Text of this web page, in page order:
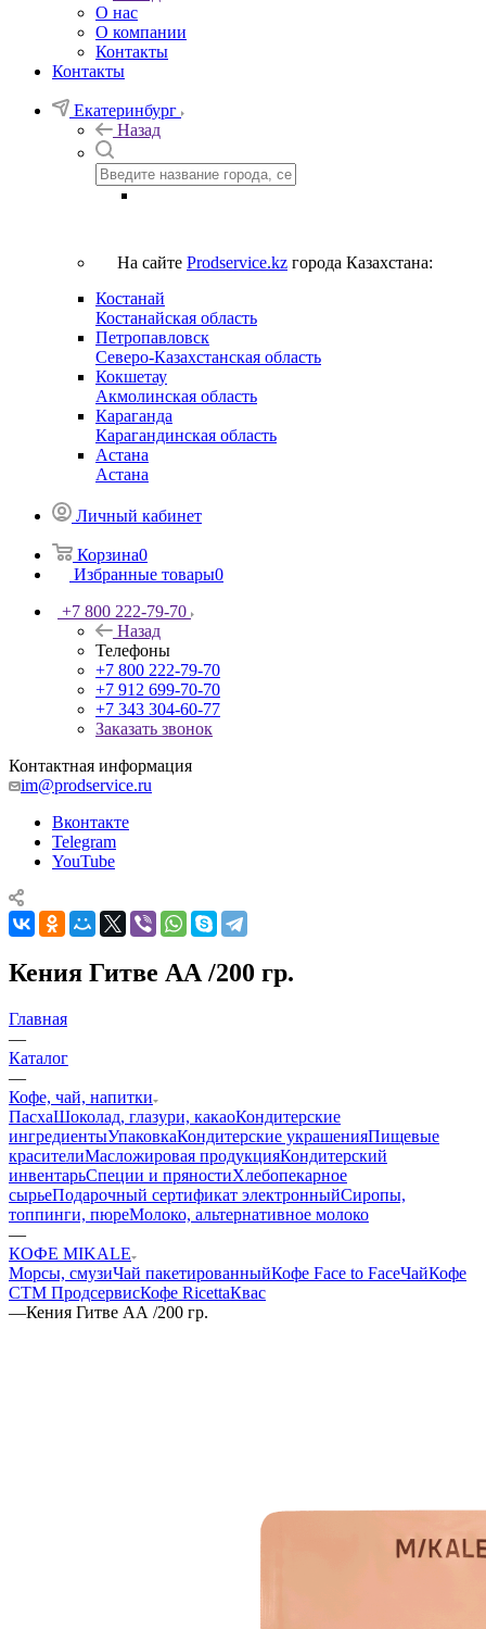
О нас
О компании
Контакты
Контакты
Екатеринбург
Назад
На сайте Prodservice.kz города Казахстана:
Костанай
Костанайская область
Петропавловск
Северо-Казахстанская область
Кокшетау
Акмолинская область
Караганда
Карагандинская область
Астана
Астана
Личный кабинет
Корзина0
Избранные товары0
+7 800 222-79-70
Назад
Телефоны
+7 800 222-79-70
+7 912 699-70-70
+7 343 304-60-77
Заказать звонок
Контактная информация
im@prodservice.ru
Вконтакте
Telegram
YouTube
Кения Гитве АА /200 гр.
Главная
—
Каталог
—
Кофе, чай, напитки
ПасхаШоколад, глазури, какаоКондитерские
ингредиентыУпаковкаКондитерские украшенияПищевые
красителиМасложировая продукцияКондитерский
инвентарьСпеции и пряностиХлебопекарное
сырьеПодарочный сертификат электронныйСиропы,
топпинги, пюреМолоко, альтернативное молоко
—
КОФЕ MIKALE
Морсы, смузиЧай пакетированныйКофе Face to FaceЧайКофе
СТМ ПродсервисКофе RicettaКвас
—Кения Гитве АА /200 гр.